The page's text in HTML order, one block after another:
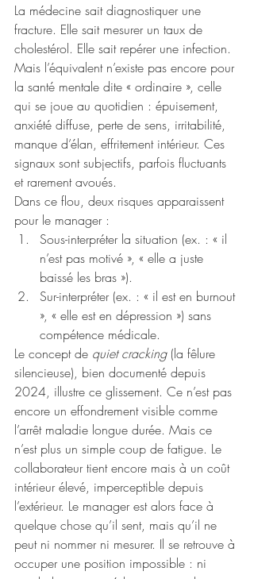
La médecine sait diagnostiquer une
fracture. Elle sait mesurer un taux de
cholestérol. Elle sait repérer une infection.
Mais l’équivalent n’existe pas encore pour
la santé mentale dite « ordinaire », celle
qui se joue au quotidien : épuisement,
anxiété diffuse, perte de sens, irritabilité,
manque d’élan, effritement intérieur. Ces
signaux sont subjectifs, parfois fluctuants
et rarement avoués.
Dans ce flou, deux risques apparaissent
pour le manager :
Sous-interpréter la situation (ex. : « il
n’est pas motivé », « elle a juste
baissé les bras »).
Sur-interpréter (ex. : « il est en burnout
», « elle est en dépression ») sans
compétence médicale.
Le concept de quiet cracking (la fêlure
silencieuse), bien documenté depuis
2024, illustre ce glissement. Ce n’est pas
encore un effondrement visible comme
l’arrêt maladie longue durée. Mais ce
n’est plus un simple coup de fatigue. Le
collaborateur tient encore mais à un coût
intérieur élevé, imperceptible depuis
l’extérieur. Le manager est alors face à
quelque chose qu’il sent, mais qu’il ne
peut ni nommer ni mesurer. Il se retrouve à
occuper une position impossible : ni